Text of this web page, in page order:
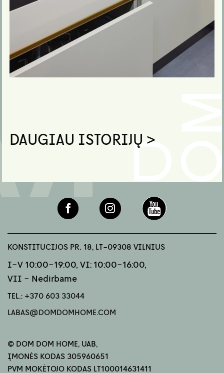
DAUGIAU ISTORIJŲ >
KONSTITUCIJOS PR. 18, LT-09308 VILNIUS
I-V 10:00-19:00, VI: 10:00-16:00,
VII - Nedirbame
TEL.: +370 603 33044
LABAS@DOMDOMHOME.COM
© DOM DOM HOME, UAB,
ĮMONĖS KODAS 305960651
PVM MOKĖTOJO KODAS LT100014631411